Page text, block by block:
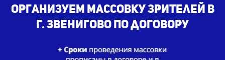
Организуем массовку зрителей в
г. Звенигово по договору